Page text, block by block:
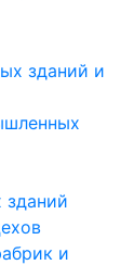
зданий и
зданий
и